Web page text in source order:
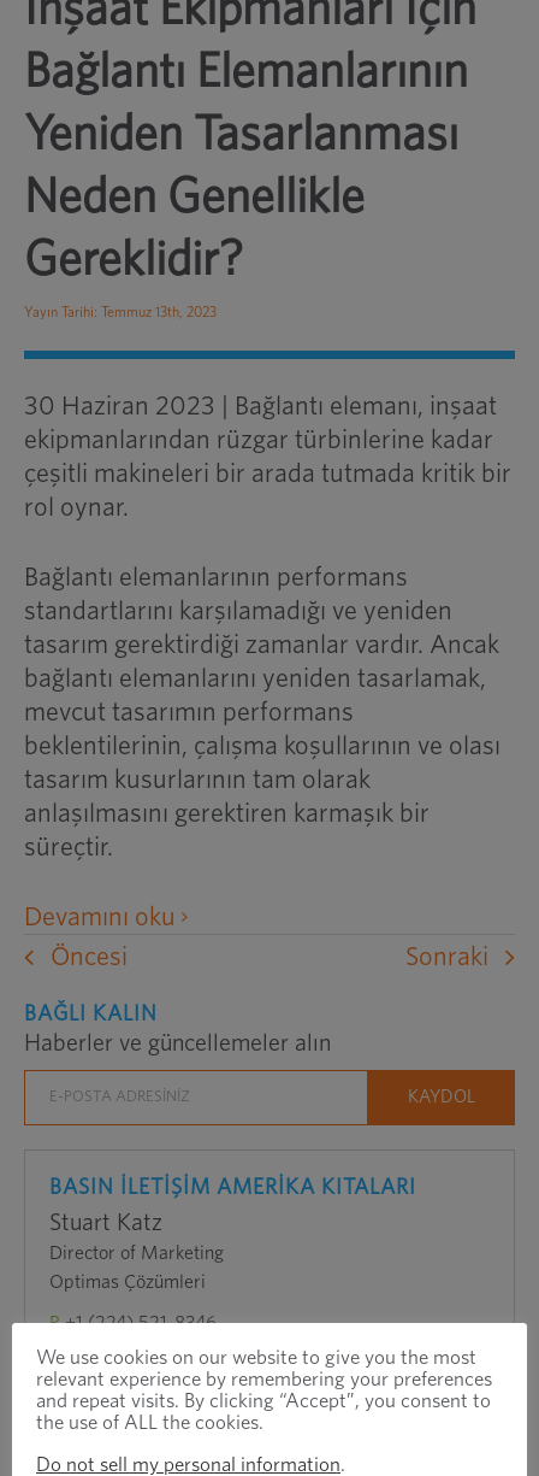
İnşaat Ekipmanları İçin
Bağlantı Elemanlarının
Yeniden Tasarlanması
Neden Genellikle
Gereklidir?
Yayın Tarihi: Temmuz 13th, 2023
30 Haziran 2023 | Bağlantı elemanı, inşaat
ekipmanlarından rüzgar türbinlerine kadar
çeşitli makineleri bir arada tutmada kritik bir
rol oynar.
Bağlantı elemanlarının performans
standartlarını karşılamadığı ve yeniden
tasarım gerektirdiği zamanlar vardır. Ancak
bağlantı elemanlarını yeniden tasarlamak,
mevcut tasarımın performans
beklentilerinin, çalışma koşullarının ve olası
tasarım kusurlarının tam olarak
anlaşılmasını gerektiren karmaşık bir
süreçtir.
Devamını oku harici
yeni
bir
pencerede
Öncesi Sonraki
BAĞLI KALIN
Haberler ve güncellemeler alın
BASIN İLETİŞİM AMERİKA KITALARI
Stuart Katz
Director of Marketing
Optimas Çözümleri
P+1 (224) 521-8346
E stuart.katz@optimas.com
We use cookies on our website to give you the most
relevant experience by remembering your preferences
and repeat visits. By clicking “Accept”, you consent to
the use of ALL the cookies.
Do not sell my personal information.